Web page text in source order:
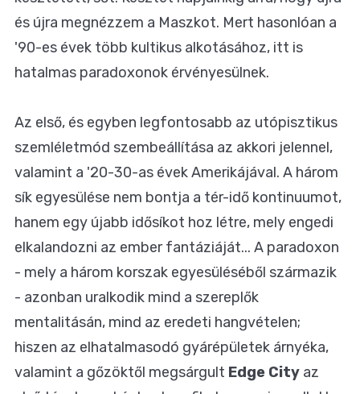
és újra megnézzem a Maszkot. Mert hasonlóan a
'90-es évek több kultikus alkotásához, itt is
hatalmas paradoxonok érvényesülnek.
Az első, és egyben legfontosabb az utópisztikus
szemléletmód szembeállítása az akkori jelennel,
valamint a '20-30-as évek Amerikájával. A három
sík egyesülése nem bontja a tér-idő kontinuumot,
hanem egy újabb idősíkot hoz létre, mely engedi
elkalandozni az ember fantáziáját... A paradoxon
- mely a három korszak egyesüléséből származik
- azonban uralkodik mind a szereplők
mentalitásán, mind az eredeti hangvételen;
hiszen az elhatalmasodó gyárépületek árnyéka,
valamint a gőzöktől megsárgult Edge City az